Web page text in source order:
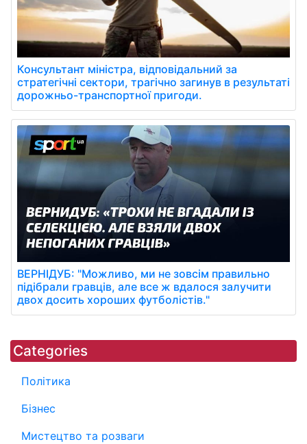
Консультант міністра, відповідальний за
стратегічні сектори, трагічно загинув в результаті
дорожньо-транспортної пригоди.
ВЕРНІДУБ: "Можливо, ми не зовсім правильно
підібрали гравців, але все ж вдалося залучити
двох досить хороших футболістів."
Categories
Політика
Бізнес
Мистецтво та розваги